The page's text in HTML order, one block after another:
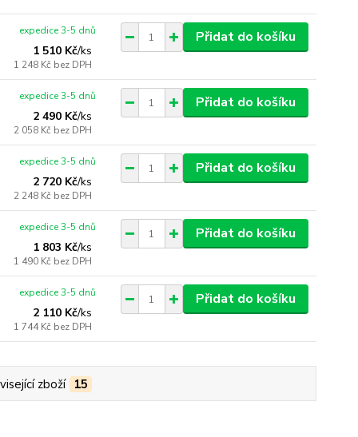
1 510 Kč/ks
1 248 Kč bez DPH
expedice 3-5 dnů Přidat do košíku
2 490 Kč/ks
2 058 Kč bez DPH
expedice 3-5 dnů Přidat do košíku
2 720 Kč/ks
2 248 Kč bez DPH
expedice 3-5 dnů Přidat do košíku
1 803 Kč/ks
1 490 Kč bez DPH
expedice 3-5 dnů Přidat do košíku
2 110 Kč/ks
1 744 Kč bez DPH
expedice 3-5 dnů Přidat do košíku
zboží 15